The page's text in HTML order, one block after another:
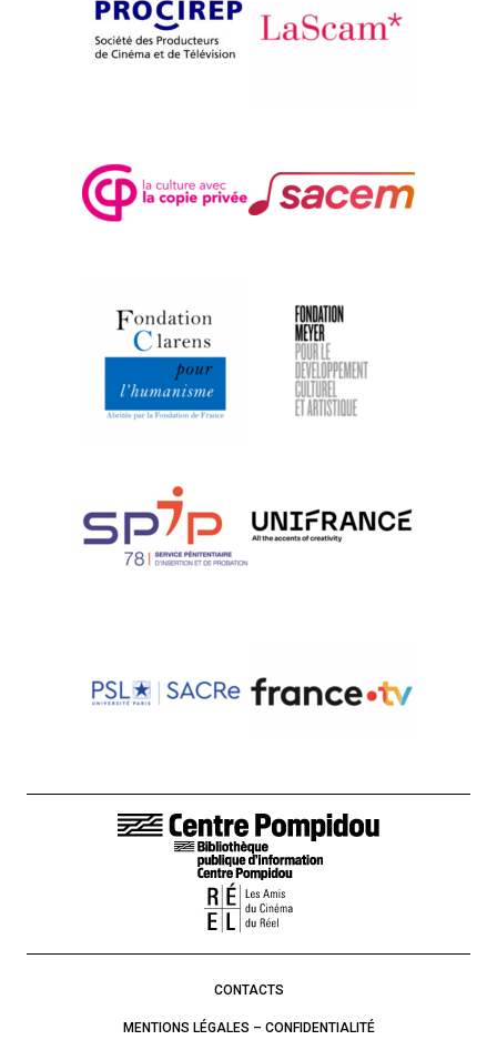
LIENS DE BAS DE PAGE
CONTACTS
MENTIONS LÉGALES – CONFIDENTIALITÉ